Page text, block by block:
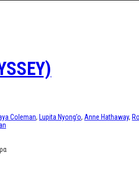
Coleman, Lupita Nyong’o, Anne Hathaway,